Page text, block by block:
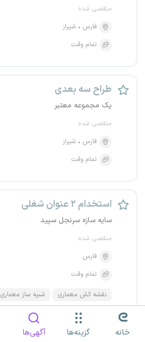
منقضی شده
فارس
شیراز
تمام وقت
طراح سه بعدی
یک مجموعه معتبر
منقضی شده
فارس
شیراز
تمام وقت
استخدام ۲ عنوان شغلی
سایه سازه سرنجل سپید
منقضی شده
فارس
تمام وقت
نقشه کش معماری شبیه ساز معماری
معمار 3D کار خانه گزینه‌ها آگهی‌ها